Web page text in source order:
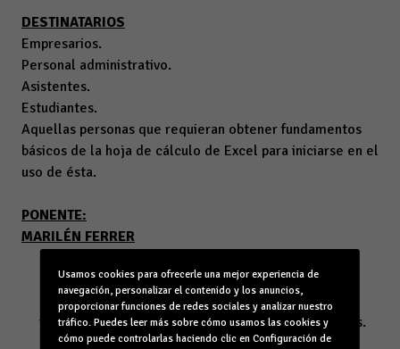
DESTINATARIOS
Empresarios.
Personal administrativo.
Asistentes.
Estudiantes.
Aquellas personas que requieran obtener fundamentos
básicos de la hoja de cálculo de Excel para iniciarse en el
uso de ésta.
PONENTE:
MARILÉN FERRER
programa Excel y en su aplicación a la gestión
Empresarial, con amplia experiencia docente en la
impartición de formación para adultos profesionales.
Usamos cookies para ofrecerle una mejor experiencia de
navegación, personalizar el contenido y los anuncios,
proporcionar funciones de redes sociales y analizar nuestro
tráfico. Puedes leer más sobre cómo usamos las cookies y
cómo puede controlarlas haciendo clic en Configuración de